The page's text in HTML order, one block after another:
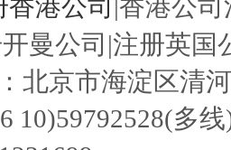
|香港公
曼公司|注册英
北京市海淀区清
10)59792528(多